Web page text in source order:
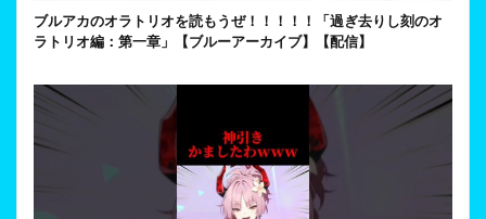
ブルアカのオラトリオを読もうぜ！！！！！「過ぎ去りし刻のオ
ラトリオ編：第一章」【ブルーアーカイブ】【配信】